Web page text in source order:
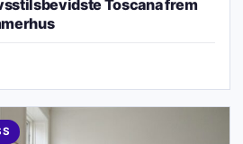
Toscana frem